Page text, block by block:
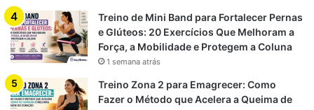
Como é feito o
diagnóstico?
Treino de Mini Band para Fortalecer Pernas
e Glúteos: 20 Exercícios Que Melhoram a
Força, a Mobilidade e Protegem a Coluna
1 semana atrás
Treino Zona 2 para Emagrecer: Como
Fazer o Método que Acelera a Queima de